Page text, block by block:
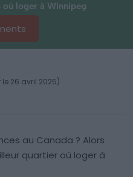
loger à Winnipeg
26 avril 2025)
au Canada ? Alors
quartier où loger à